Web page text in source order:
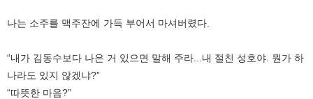
나는 소주를 맥주잔에 가득 부어서 마셔버렸다.
“내가 김동수보다 나은 거 있으면 말해 주라...내 절친 성호야. 뭔가 하
나라도 있지 않겠냐?”
“따뜻한 마음?”